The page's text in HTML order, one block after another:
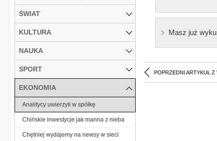
Masz już
POPRZEDNI ARTYKUŁ Z
ŚWIAT
KULTURA
NAUKA
SPORT
EKONOMIA
Analitycy uwierzyli w spółkę
Chińskie inwestycje jak manna z nieba
Chętniej wydajemy na newsy w sieci